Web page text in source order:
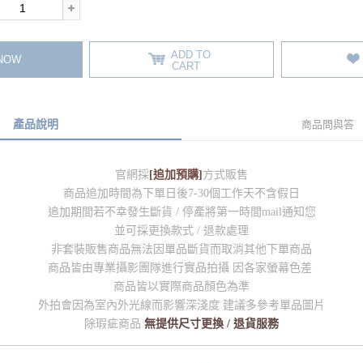
ADD TO
CART
產品說明 商品問與答
官網採[追加預購]方式販售
商品追加時間為下單日後7-30個工作天不含假日
追加期間若不幸發生斷貨 / 停產將第一時間mail通知您
並可採更換款式 / 退款處理
非套裝販售商品無法因單品斷貨而取消其他下單商品
商品皆由專業攝影團隊進行實品拍攝 因各家螢幕色差
商品皆以實際商品顏色為準
外拍會因為室內外光線而影響深淺度 建議多參考單品圖片
除瑕疵商品 無提供尺寸更換 / 退貨服務